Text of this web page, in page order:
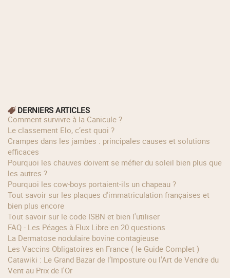
DERNIERS ARTICLES
Comment survivre à la Canicule ?
Le classement Elo, c’est quoi ?
Crampes dans les jambes : principales causes et solutions
efficaces
Pourquoi les chauves doivent se méfier du soleil bien plus que
les autres ?
Pourquoi les cow‑boys portaient‑ils un chapeau ?
Tout savoir sur les plaques d'immatriculation françaises et
bien plus encore
Tout savoir sur le code ISBN et bien l'utiliser
FAQ - Les Péages à Flux Libre en 20 questions
La Dermatose nodulaire bovine contagieuse
Les Vaccins Obligatoires en France ( le Guide Complet )
Catawiki : Le Grand Bazar de l’Imposture ou l'Art de Vendre du
Vent au Prix de l'Or